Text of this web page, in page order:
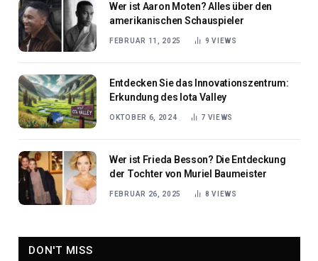
Wer ist Aaron Moten? Alles über den
amerikanischen Schauspieler
FEBRUAR 11, 2025 9VIEWS
Entdecken Sie das Innovationszentrum:
Erkundung des Iota Valley
OKTOBER 6, 2024 7 VIEWS
Wer ist Frieda Besson? Die Entdeckung
der Tochter von Muriel Baumeister
FEBRUAR 26, 2025 8VIEWS
DON'T MISS